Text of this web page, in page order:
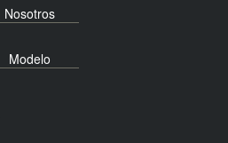
Nosotros
Modelo